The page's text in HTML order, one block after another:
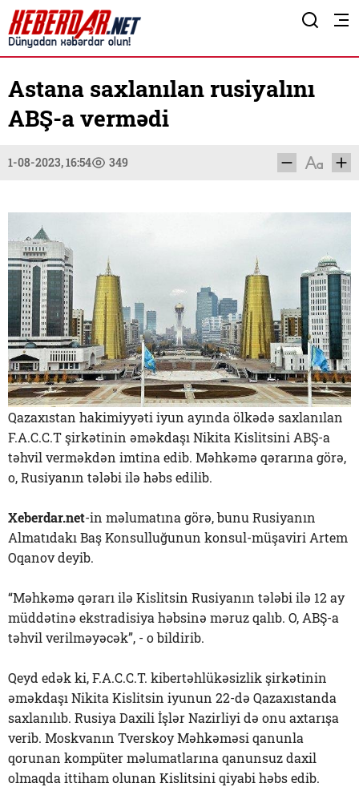
Astana saxlanılan rusiyalını
ABŞ-a vermədi
1-08-2023, 16:54 349
Qazaxıstan hakimiyyəti iyun ayında ölkədə saxlanılan
F.A.C.C.T şirkətinin əməkdaşı Nikita Kislitsini ABŞ-a
təhvil verməkdən imtina edib. Məhkəmə qərarına görə,
o, Rusiyanın tələbi ilə həbs edilib.
Xeberdar.net-in məlumatına görə, bunu Rusiyanın
Almatıdakı Baş Konsulluğunun konsul-müşaviri Artem
Oqanov deyib.
“Məhkəmə qərarı ilə Kislitsin Rusiyanın tələbi ilə 12 ay
müddətinə ekstradisiya həbsinə məruz qalıb. O, ABŞ-a
təhvil verilməyəcək”, - o bildirib.
Qeyd edək ki, F.A.C.C.T. kibertəhlükəsizlik şirkətinin
əməkdaşı Nikita Kislitsin iyunun 22-də Qazaxıstanda
saxlanılıb. Rusiya Daxili İşlər Nazirliyi də onu axtarışa
verib. Moskvanın Tverskoy Məhkəməsi qanunla
qorunan kompüter məlumatlarına qanunsuz daxil
olmaqda ittiham olunan Kislitsini qiyabi həbs edib.